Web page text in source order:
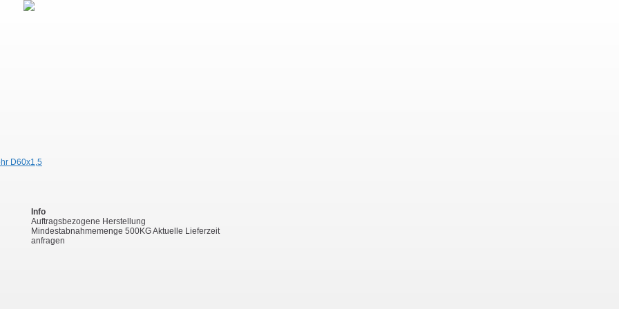
Info
Auftragsbezogene Herstellung
Mindestabnahmemenge 500KG Aktuelle Lieferzeit
anfragen